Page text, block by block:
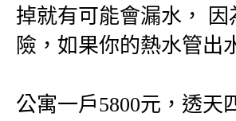
掉就有可能會漏水，
險，如果你的熱水管出
公寓一戶5800元，透天